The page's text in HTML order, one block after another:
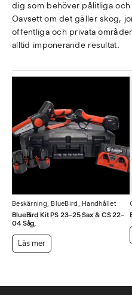
dig som behöver pålitliga
Oavsett om det gäller skog,
offentliga och privata
alltid imponerande resultat.
Beskärning, BlueBird , Handhållet
BlueBird Kit PS 23-25 Sax & CS 22-
04 Såg,
Läs mer